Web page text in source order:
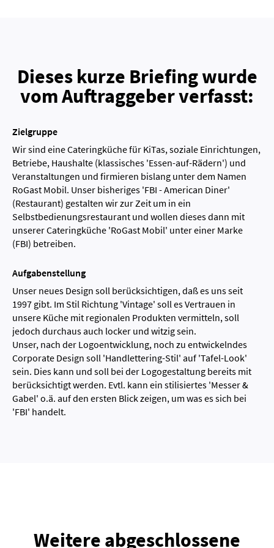
Dieses kurze Briefing wurde
vom Auftraggeber verfasst:
Zielgruppe
Wir sind eine Cateringküche für KiTas, soziale Einrichtungen,
Betriebe, Haushalte (klassisches 'Essen-auf-Rädern') und
Veranstaltungen und firmieren bislang unter dem Namen
RoGast Mobil. Unser bisheriges 'FBI - American Diner'
(Restaurant) gestalten wir zur Zeit um in ein
Selbstbedienungsrestaurant und wollen dieses dann mit
unserer Cateringküche 'RoGast Mobil' unter einer Marke
(FBI) betreiben.
Aufgabenstellung
Unser neues Design soll berücksichtigen, daß es uns seit
1997 gibt. Im Stil Richtung 'Vintage' soll es Vertrauen in
unsere Küche mit regionalen Produkten vermitteln, soll
jedoch durchaus auch locker und witzig sein.
Unser, nach der Logoentwicklung, noch zu entwickelndes
Corporate Design soll 'Handlettering-Stil' auf 'Tafel-Look'
sein. Dies kann und soll bei der Logogestaltung bereits mit
berücksichtigt werden. Evtl. kann ein stilisiertes 'Messer &
Gabel' o.ä. auf den ersten Blick zeigen, um was es sich bei
'FBI' handelt.
Weitere abgeschlossene